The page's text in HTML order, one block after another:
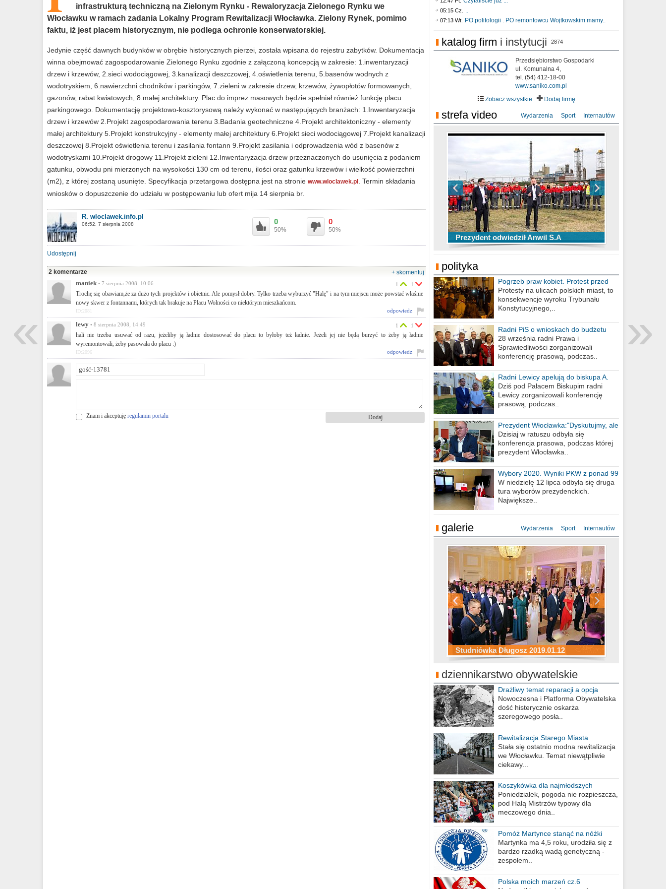
infrastrukturą techniczną na Zielonym Rynku - Rewaloryzacja Zielonego Rynku we
Włocławku w ramach zadania Lokalny Program Rewitalizacji Włocławka. Zielony Rynek, pomimo
faktu, iż jest placem historycznym, nie podlega ochronie konserwatorskiej.
Jedynie część dawnych budynków w obrębie historycznych pierzei, została wpisana do rejestru zabytków. Dokumentacja
winna obejmować zagospodarowanie Zielonego Rynku zgodnie z załączoną koncepcją w zakresie: 1.inwentaryzacji
drzew i krzewów, 2.sieci wodociągowej, 3.kanalizacji deszczowej, 4.oświetlenia terenu, 5.basenów wodnych z
wodotryskiem, 6.nawierzchni chodników i parkingów, 7.zieleni w zakresie drzew, krzewów, żywopłotów formowanych,
gazonów, rabat kwiatowych, 8.małej architektury. Plac do imprez masowych będzie spełniał również funkcję placu
parkingowego. Dokumentację projektowo-kosztorysową należy wykonać w następujących branżach: 1.Inwentaryzacja
drzew i krzewów 2.Projekt zagospodarowania terenu 3.Badania geotechniczne 4.Projekt architektoniczny - elementy
małej architektury 5.Projekt konstrukcyjny - elementy małej architektury 6.Projekt sieci wodociągowej 7.Projekt kanalizacji
deszczowej 8.Projekt oświetlenia terenu i zasilania fontann 9.Projekt zasilania i odprowadzenia wód z basenów z
wodotryskami 10.Projekt drogowy 11.Projekt zieleni 12.Inwentaryzacja drzew przeznaczonych do usunięcia z podaniem
gatunku, obwodu pni mierzonych na wysokości 130 cm od terenu, ilości oraz gatunku krzewów i wielkość powierzchni
(m2), z której zostaną usunięte. Specyfikacja przetargowa dostępna jest na stronie www.wloclawek.pl
. Termin składania
wniosków o dopuszczenie do udziału w postępowaniu lub ofert mija 14 sierpnia br.
R. wloclawek.info.pl
06:52, 7 sierpnia 2008 0
50%
0
50%
Udostępnij
2 komentarze
+ skomentuj
maniek • 7 sierpnia 2008, 10:06
Trochę się obawiam,że za dużo tych projektów i obietnic. Ale pomysł dobry. Tylko trzeba wyburzyć "Halę" i na tym miejscu może powstać właśnie
nowy skwer z fontannami, których tak brakuje na Placu Wolności co niektórym mieszkańcom.
1 1
odpowiedz
ID:2081
lewy • 8 sierpnia 2008, 14:49
hali nie trzeba usuwać od razu, jeżeliby ją ładnie dostosować do placu to byłoby też ładnie. Jeżeli jej nie będą burzyć to żeby ją ładnie
wyremontowali, żeby pasowała do placu :)
1 1
odpowiedz
ID:2096
Znam i akceptuję regulamin portalu
05:15 Cz. ..
07:13 Wt. PO politologii . PO remontowcu Wojtkowskim mamy..
katalog firm i instytucji 2874
Przedsiębiorstwo Gospodarki
ul. Komunalna 4,
tel. (54) 412-18-00
www.saniko.com.pl
Zobacz wszystkie
Dodaj firmę
strefa video Wydarzenia Sport Internautów
Prezydent odwiedził Anwil S.A
TOP 10 przechwytów Anwilu Włocławek
w EBL w sezonie 2019/2020
TOP 5 rzutów Anwilu Włocławek w BCL
w sezonie 2019/2020
Ni To Ponk - W oczach mamy strach
sixf33t .Last Year DRONE FOOTAGE
Włocławek
XXIII Sesja Rady Miasta Włocławek VIII
kadencji w dniu 09.06.2020 r.
polityka
Pogrzeb praw kobiet. Protest przed
biurem poselskim PiS
Protesty na ulicach polskich miast, to
konsekwencje wyroku Trybunału
Konstytucyjnego,..
Radni PiS o wnioskach do budżetu
miasta na 2021 rok
28 września radni Prawa i
Sprawiedliwości zorganizowali
konferencję prasową, podczas..
Radni Lewicy apelują do biskupa A.
Wiesława Meringa
Dziś pod Pałacem Biskupim radni
Lewicy zorganizowali konferencję
prasową, podczas..
Prezydent Włocławka:"Dyskutujmy, ale
nie obrażajmy się”
Dzisiaj w ratuszu odbyła się
konferencja prasowa, podczas której
prezydent Włocławka..
Wybory 2020. Wyniki PKW z ponad 99
procent obwodów
W niedzielę 12 lipca odbyła się druga
tura wyborów prezydenckich.
Największe..
galerie Wydarzenia Sport Internautów
Studniówka Długosz 2019.01.12
ZS Budowlanych 2019.01.12
Studniówka LZK 2019.01.11
Studniówka Kopernik 2019.01.11
Studniówka LMK 2019.01.05
Studniówka ZS Ekonomicznych
2019.01.05
dziennikarstwo obywatelskie
Drażliwy temat reparacji a opcja
berlińska
Nowoczesna i Platforma Obywatelska
dość histerycznie oskarża
szeregowego posła..
Rewitalizacja Starego Miasta
Stała się ostatnio modna rewitalizacja
we Włocławku. Temat niewątpliwie
ciekawy...
Koszykówka dla najmłodszych
Poniedziałek, pogoda nie rozpieszcza,
pod Halą Mistrzów typowy dla
meczowego dnia..
Pomóż Martynce stanąć na nóżki
Martynka ma 4,5 roku, urodziła się z
bardzo rzadką wadą genetyczną -
zespołem..
Polska moich marzeń cz.6
»
«